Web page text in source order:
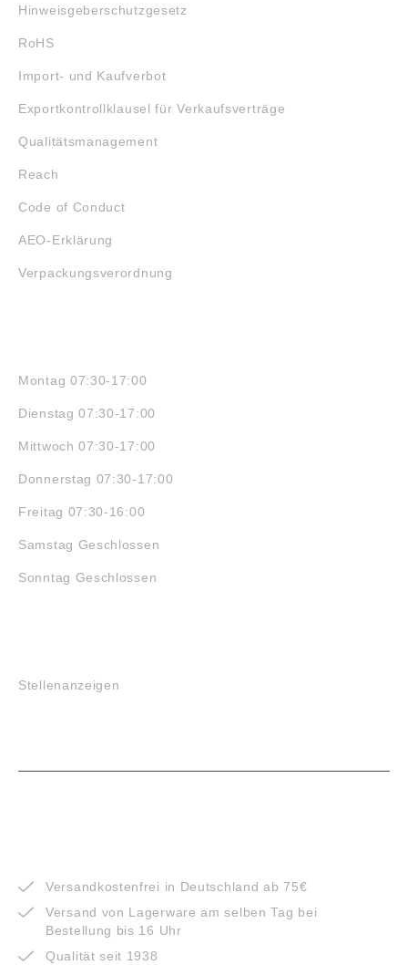
Hinweisgeberschutzgesetz
RoHS
Import- und Kaufverbot
Exportkontrollklausel für Verkaufsverträge
Qualitätsmanagement
Reach
Code of Conduct
AEO-Erklärung
Verpackungsverordnung
Montag 07:30-17:00
Dienstag 07:30-17:00
Mittwoch 07:30-17:00
Donnerstag 07:30-17:00
Freitag 07:30-16:00
Samstag Geschlossen
Sonntag Geschlossen
Stellenanzeigen
Versandkostenfrei in Deutschland ab 75€
Versand von Lagerware am selben Tag bei
Bestellung bis 16 Uhr
Qualität seit 1938